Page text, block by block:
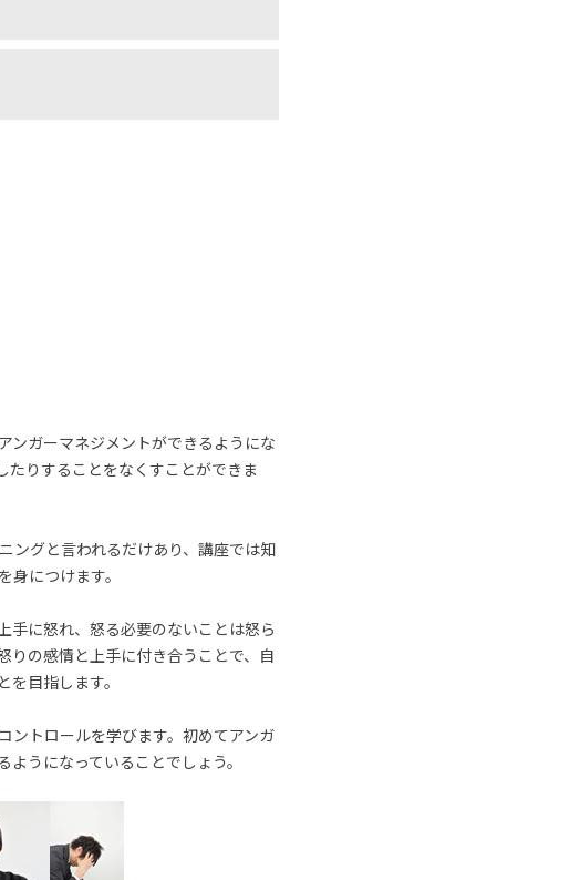
ンガーマネジメントができるようにな
たりすることをなくすことができま
ングと言われるだけあり、講座では知
につけます。
手に怒れ、怒る必要のないことは怒ら
りの感情と上手に付き合うことで、自
目指します。
ントロールを学びます。初めてアンガ
うになっていることでしょう。